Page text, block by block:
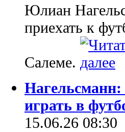
Юлиан
приехать к
Салеме.
играть в
15.06.26 08:30